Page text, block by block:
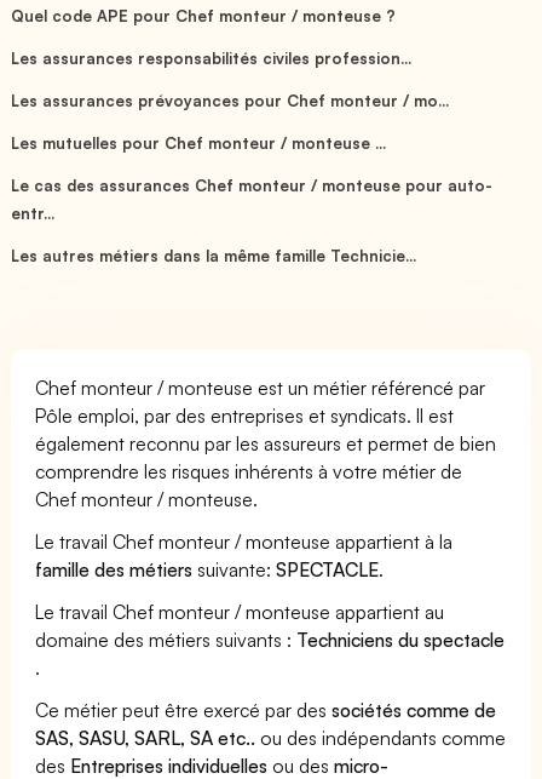
Quel code APE pour Chef monteur / monteuse ?
Les assurances responsabilités civiles profession...
Les assurances prévoyances pour Chef monteur / mo...
Les mutuelles pour Chef monteur / monteuse ...
Le cas des assurances Chef monteur / monteuse pour auto-
entr...
Les autres métiers dans la même famille Technicie...
Chef monteur / monteuse est un métier référencé par
Pôle emploi, par des entreprises et syndicats. Il est
également reconnu par les assureurs et permet de bien
comprendre les risques inhérents à votre métier de
Chef monteur / monteuse.
Le travail Chef monteur / monteuse appartient à la
famille des métiers suivante:SPECTACLE.
Le travail Chef monteur / monteuse appartient au
domaine des métiers suivants : Techniciens du spectacle
.
Ce métier peut être exercé par dessociétés comme de
SAS, SASU, SARL, SA etc.. ou des indépendants comme
des Entreprises individuelles ou desmicro-